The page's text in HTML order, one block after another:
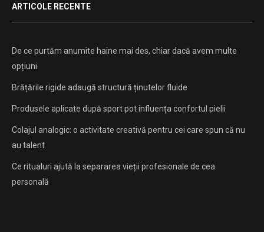
ARTICOLE RECENTE
De ce purtăm anumite haine mai des, chiar dacă avem multe
opțiuni
Brățările rigide adaugă structură ținutelor fluide
Produsele aplicate după sport pot influența confortul pielii
Colajul analogic: o activitate creativă pentru cei care spun că nu
au talent
Ce ritualuri ajută la separarea vieții profesionale de cea
personală